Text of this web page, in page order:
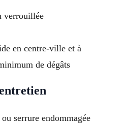
verrouillée
en centre-ville et à
de dégâts
serrure endommagée